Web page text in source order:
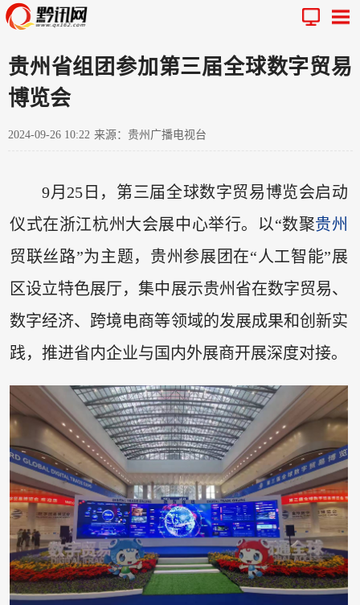
贵州省组团参加第三届全球数字贸易
博览会
2024-09-26 10:22 来源：贵州广播电视台
9月25日，第三届全球数字贸易博览会启动
仪式在浙江杭州大会展中心举行。以“数聚贵州
贸联丝路”为主题，贵州参展团在“人工智能”展
区设立特色展厅，集中展示贵州省在数字贸易、
数字经济、跨境电商等领域的发展成果和创新实
践，推进省内企业与国内外展商开展深度对接。